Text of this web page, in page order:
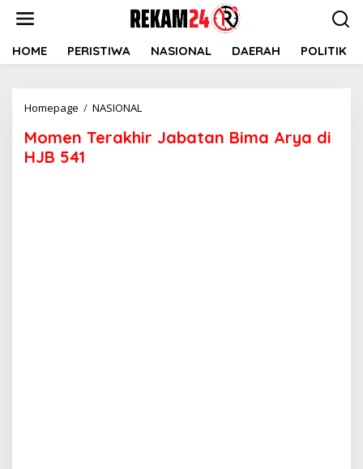
HOME PERISTIWA NASIONAL DAERAH POLITIK
Homepage / NASIONAL
Jabatan
Momen Terakhir Jabatan Bima Arya di
HJB 541